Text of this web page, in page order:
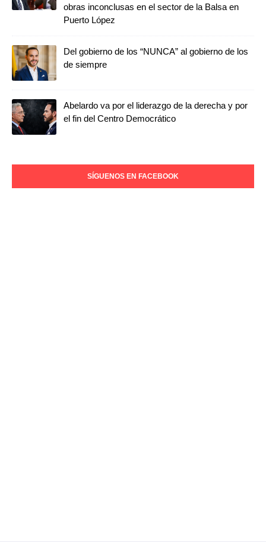
obras inconclusas en el sector de la Balsa en
Puerto López
Del gobierno de los “NUNCA” al gobierno de los
de siempre
Abelardo va por el liderazgo de la derecha y por
el fin del Centro Democrático
SÍGUENOS EN FACEBOOK